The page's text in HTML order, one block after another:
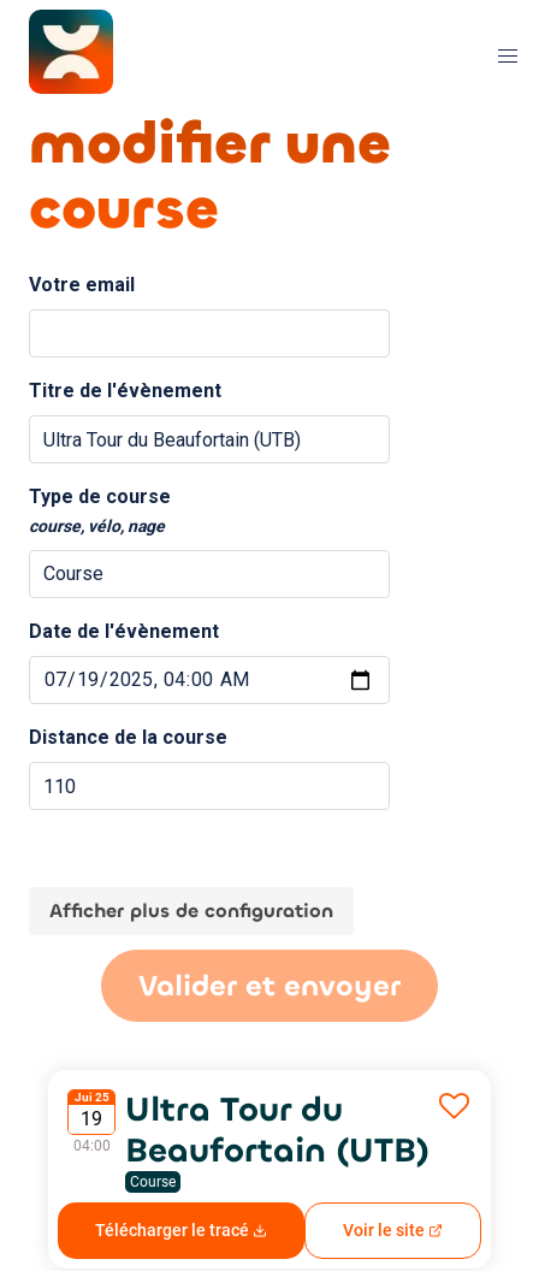
modifier une
course
Votre email
Titre de l'évènement
Type de course
course, vélo, nage
Date de l'évènement
Distance de la course
Afficher plus de configuration
Valider et envoyer